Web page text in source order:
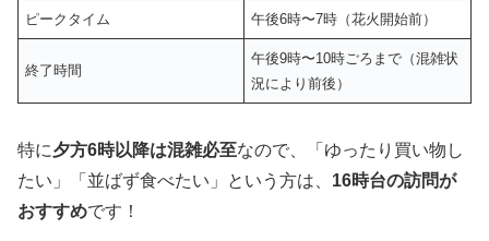
ピークタイム 午後6時〜7時（花火開始前）
終了時間
午後9時〜10時ごろまで（混雑状
況により前後）
特に夕方6時以降は混雑必至なので、「ゆったり買い物し
たい」「並ばず食べたい」という方は、 16時台の訪問が
おすすめです！